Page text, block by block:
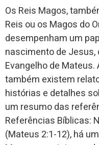
Os Reis Magos,
Reis ou os Magos do
desempenham um
nascimento de
Evangelho de
também existem
histórias e detalhes
um resumo das
Referências Bíblicas:
(Mateus 2:1-12), há